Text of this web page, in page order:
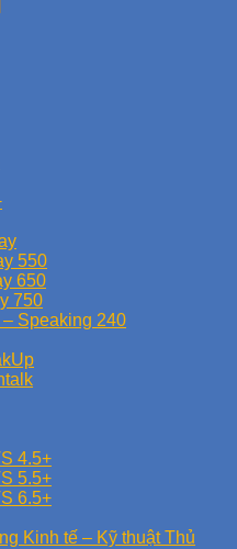
550
650
750
Speaking 240
4.5+
5.5+
6.5+
Kinh tế – Kỹ thuật Thủ